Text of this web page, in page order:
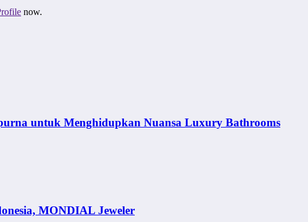
now.
untuk Menghidupkan Nuansa Luxury Bathrooms
MONDIAL Jeweler